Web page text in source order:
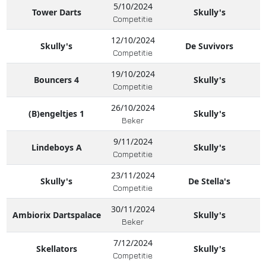
Tower Darts
5/10/2024
Competitie
Skully's
Skully's
12/10/2024
Competitie
De Suvivors
Bouncers 4
19/10/2024
Competitie
Skully's
(B)engeltjes 1
26/10/2024
Beker
Skully's
Lindeboys A
9/11/2024
Competitie
Skully's
Skully's
23/11/2024
Competitie
De Stella's
Ambiorix Dartspalace
30/11/2024
Beker
Skully's
Skellators
7/12/2024
Competitie
Skully's